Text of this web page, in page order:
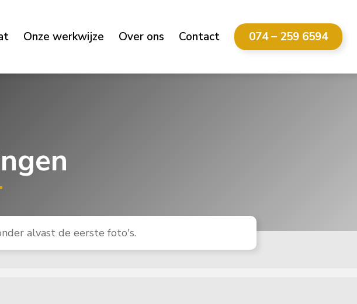
Onze werkwijze Over ons Contact 074 – 259 6594
alvast de eerste foto's.